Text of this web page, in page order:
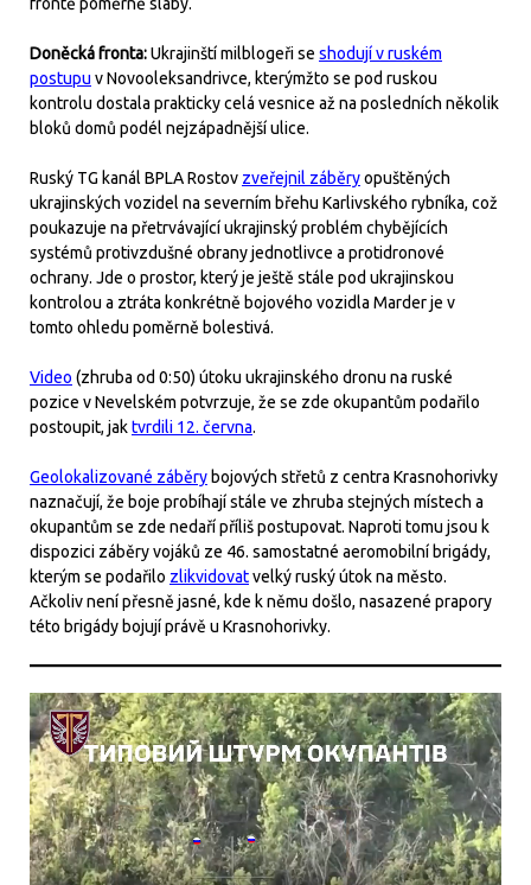
Doněcká fronta:Ukrajinští milblogeři se shodují v ruském
postupu v Novooleksandrivce, kterýmžto se pod ruskou
kontrolu dostala prakticky celá vesnice až na posledních několik
bloků domů podél nejzápadnější ulice.
Ruský TG kanál BPLA Rostov zveřejnil záběryopuštěných
ukrajinských vozidel na severním břehu Karlivského rybníka, což
poukazuje na přetrvávající ukrajinský problém chybějících
systémů protivzdušné obrany jednotlivce a protidronové
ochrany. Jde o prostor, který je ještě stále pod ukrajinskou
kontrolou a ztráta konkrétně bojového vozidla Marder je v
tomto ohledu poměrně bolestivá.
Video (zhruba od 0:50) útoku ukrajinského dronu na ruské
pozice v Nevelském potvrzuje, že se zde okupantům podařilo
postoupit, jaktvrdili 12. června.
Geolokalizované záběry bojových střetů z centra Krasnohorivky
naznačují, že boje probíhají stále ve zhruba stejných místech a
okupantům se zde nedaří příliš postupovat. Naproti tomu jsou k
dispozici záběry vojáků ze 46. samostatné aeromobilní brigády,
kterým se podařilo zlikvidovatvelký ruský útok na město.
Ačkoliv není přesně jasné, kde k němu došlo, nasazené prapory
této brigády bojují právě u Krasnohorivky.